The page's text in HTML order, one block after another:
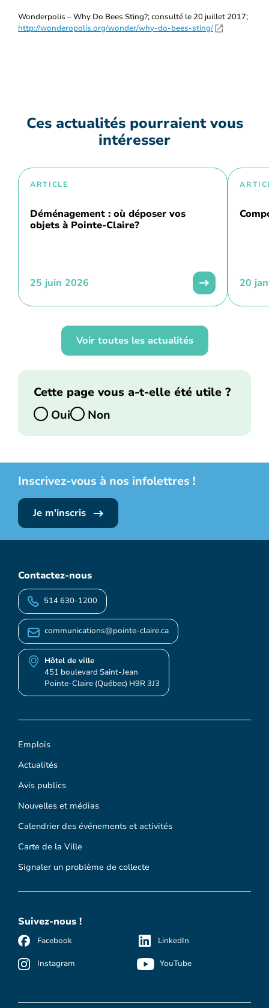
Wonderpolis – Why Do Bees Sting?; consulté le 20 juillet 2017;
http://wonderopolis.org/wonder/why-do-bees-sting/
Ces actualités pourraient vous
intéresser
ARTICLE
Déménagement : où déposer vos
objets à Pointe-Claire?
25 juin 2026 20
Voir toutes les actualités
Cette page vous a-t-elle été utile ?
Oui
Non
Inscrivez-vous à nos infolettres !
Je m'inscris
Emplois
Actualités
Avis publics
Nouvelles et médias
Calendrier des événements et activités
Carte de la Ville
Signaler un problème de collecte
Contactez-nous
514 630-1200
communications@pointe-claire.ca
Hôtel de ville
451 boulevard Saint-Jean
Pointe-Claire (Québec) H9R 3J3
Suivez-nous !
Facebook
Instagram
LinkedIn
YouTube